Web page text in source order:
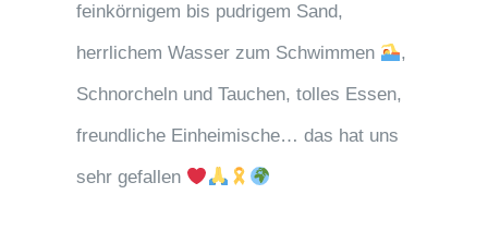
feinkörnigem bis pudrigem Sand,
herrlichem Wasser zum Schwimmen
,
Schnorcheln und Tauchen, tolles Essen,
freundliche Einheimische… das hat uns
sehr gefallen